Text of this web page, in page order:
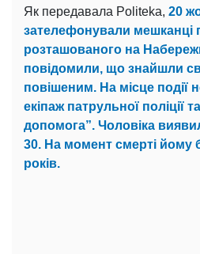
Як передавала Politeka, 20
зателефонували мешканці
розташованого на
повідомили, що знайшли
повішеним. На місце події
екіпаж патрульної поліції
допомога”. Чоловіка
30. На момент смерті йому
років.